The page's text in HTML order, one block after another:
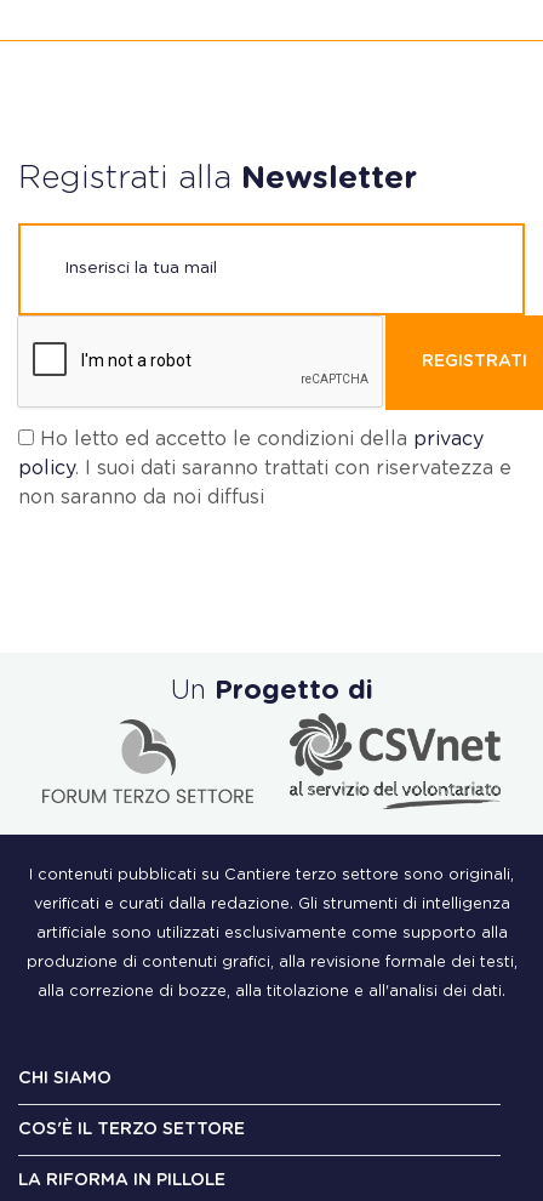
Registrati alla Newsletter
REGISTRATI
Ho letto ed accetto le condizioni della privacy
policy. I suoi dati saranno trattati con riservatezza e
non saranno da noi diffusi
Un Progetto di
I contenuti pubblicati su Cantiere terzo settore sono originali,
verificati e curati dalla redazione. Gli strumenti di intelligenza
artificiale sono utilizzati esclusivamente come supporto alla
produzione di contenuti grafici, alla revisione formale dei testi,
alla correzione di bozze, alla titolazione e all'analisi dei dati.
CHI SIAMO
COS'È IL TERZO SETTORE
LA RIFORMA IN PILLOLE